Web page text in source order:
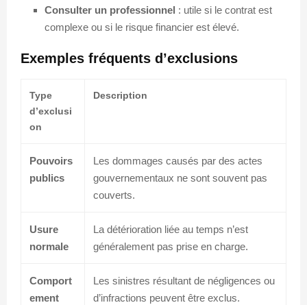
Consulter un professionnel : utile si le contrat est
complexe ou si le risque financier est élevé.
Exemples fréquents d’exclusions
Type
d’exclusi
on
Description
Pouvoirs
publics
Les dommages causés par des actes
gouvernementaux ne sont souvent pas
couverts.
Usure
normale
La détérioration liée au temps n’est
généralement pas prise en charge.
Comport
ement
Les sinistres résultant de négligences ou
d’infractions peuvent être exclus.